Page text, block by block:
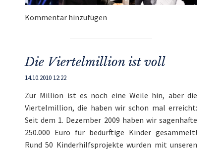
Kommentar hinzufügen
Die Viertelmillion ist voll
14.10.2010 12:22
Zur Million ist es noch eine Weile hin, aber die
Viertelmillion, die haben wir schon mal erreicht:
Seit dem 1. Dezember 2009 haben wir sagenhafte
250.000 Euro für bedürftige Kinder gesammelt!
Rund 50 Kinderhilfsprojekte wurden mit unseren